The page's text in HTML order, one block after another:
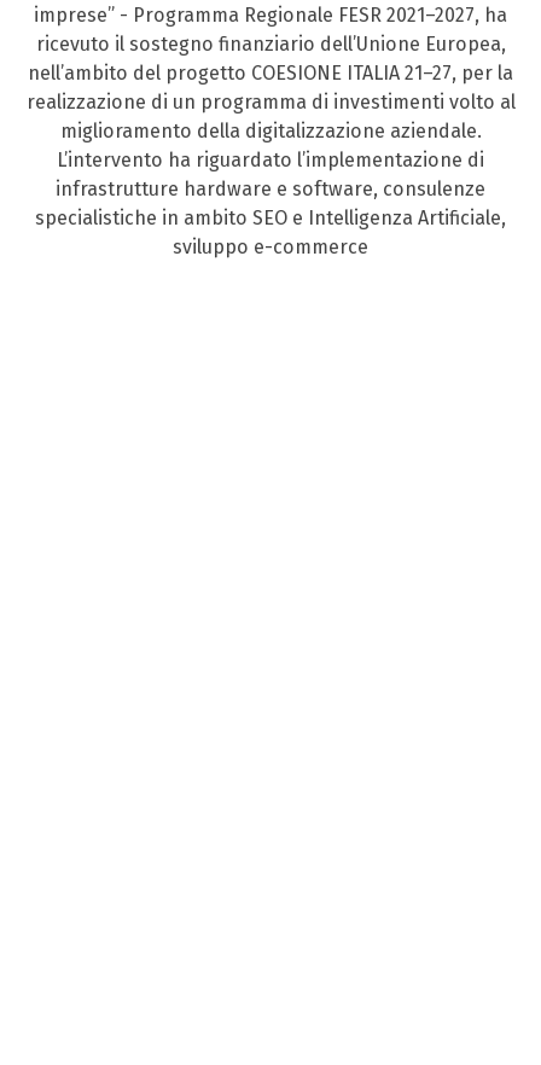
imprese” - Programma Regionale FESR 2021–2027, ha
ricevuto il sostegno finanziario dell’Unione Europea,
nell’ambito del progetto COESIONE ITALIA 21–27, per la
realizzazione di un programma di investimenti volto al
miglioramento della digitalizzazione aziendale.
L’intervento ha riguardato l’implementazione di
infrastrutture hardware e software, consulenze
specialistiche in ambito SEO e Intelligenza Artificiale,
sviluppo e-commerce